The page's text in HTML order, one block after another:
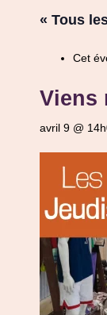
« Tous
Cet
Viens
avril 9 @